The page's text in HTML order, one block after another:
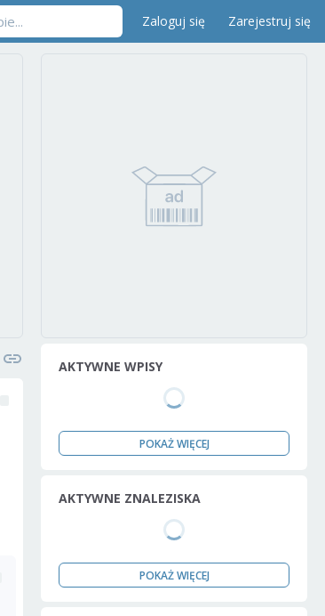
Zaloguj się Zarejestruj się
AKTYWNE WPISY
POKAŻ WIĘCEJ
AKTYWNE ZNALEZISKA
POKAŻ WIĘCEJ